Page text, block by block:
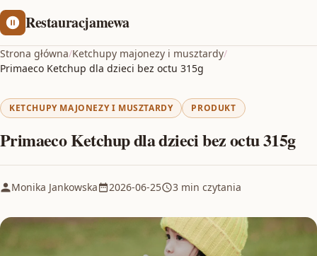
Restauracjamewa
Strona główna/Ketchupy majonezy i musztardy/
Primaeco Ketchup dla dzieci bez octu 315g
KETCHUPY MAJONEZY I MUSZTARDY PRODUKT
Primaeco Ketchup dla dzieci bez octu 315g
Monika Jankowska 2026-06-25 3 min czytania